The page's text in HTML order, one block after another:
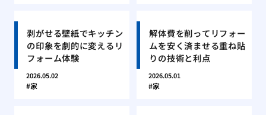
剥がせる壁紙でキッチン
の印象を劇的に変えるリ
フォーム体験
2026.05.02
家
解体費を削ってリフォー
ムを安く済ませる重ね貼
りの技術と利点
2026.05.01
家